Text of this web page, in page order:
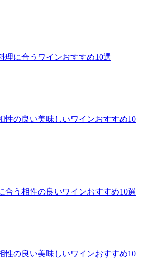
理に合うワインおすすめ10選
性の良い美味しいワインおすすめ10
合う相性の良いワインおすすめ10選
性の良い美味しいワインおすすめ10